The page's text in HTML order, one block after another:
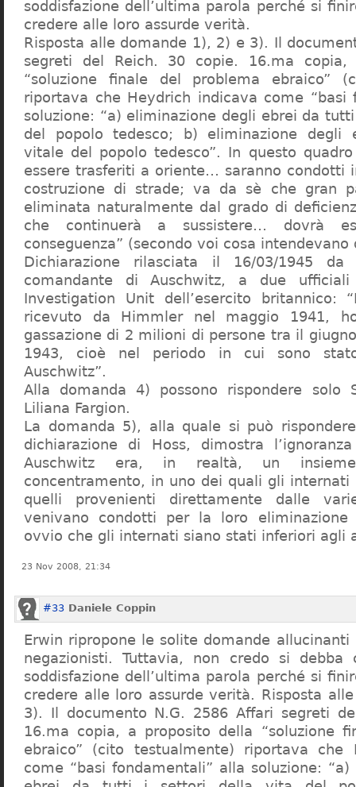
soddisfazione dell’ultima parola perché si
credere alle loro assurde verità.
Risposta alle domande 1), 2) e 3). Il
segreti del Reich. 30 copie. 16.ma copia,
“soluzione finale del problema ebraico”
riportava che Heydrich indicava come “basi
soluzione: “a) eliminazione degli ebrei da
del popolo tedesco; b) eliminazione degli
vitale del popolo tedesco”. In questo
essere trasferiti a oriente… saranno condotti
costruzione di strade; va da sè che gran
eliminata naturalmente dal grado di
che continuerà a sussistere… dovrà
conseguenza” (secondo voi cosa intendevano
Dichiarazione rilasciata il 16/03/1945
comandante di Auschwitz, a due
Investigation Unit dell’esercito britannico:
ricevuto da Himmler nel maggio 1941,
gassazione di 2 milioni di persone tra il
1943, cioè nel periodo in cui sono
Auschwitz”.
Alla domanda 4) possono rispondere solo
Liliana Fargion.
La domanda 5), alla quale si può
dichiarazione di Hoss, dimostra
Auschwitz era, in realtà, un
concentramento, in uno dei quali gli
quelli provenienti direttamente dalle
venivano condotti per la loro eliminazione
ovvio che gli internati siano stati inferiori agli
23 Nov 2008, 21:34
#33 Daniele Coppin
Erwin ripropone le solite domande
negazionisti. Tuttavia, non credo si debba
soddisfazione dell’ultima parola perché si
credere alle loro assurde verità. Risposta
3). Il documento N.G. 2586 Affari segreti
16.ma copia, a proposito della “soluzione
ebraico” (cito testualmente) riportava che
come “basi fondamentali” alla soluzione: